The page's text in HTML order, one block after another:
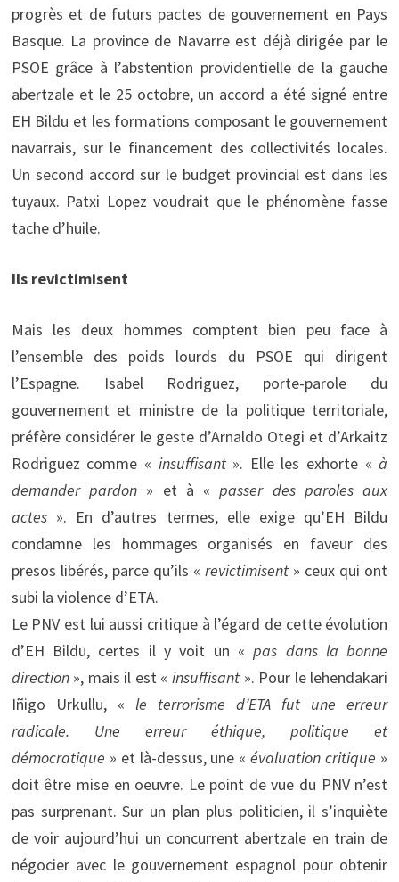
progrès et de futurs pactes de gouvernement en Pays
Basque. La province de Navarre est déjà dirigée par le
PSOE grâce à l’abstention providentielle de la gauche
abertzale et le 25 octobre, un accord a été signé entre
EH Bildu et les formations composant le gouvernement
navarrais, sur le financement des collectivités locales.
Un second accord sur le budget provincial est dans les
tuyaux. Patxi Lopez voudrait que le phénomène fasse
tache d’huile.
Ils revictimisent
Mais les deux hommes comptent bien peu face à
l’ensemble des poids lourds du PSOE qui dirigent
l’Espagne. Isabel Rodriguez, porte-parole du
gouvernement et ministre de la politique territoriale,
préfère considérer le geste d’Arnaldo Otegi et d’Arkaitz
Rodriguez comme « insuffisant». Elle les exhorte «à
demander pardon » et à «passer des paroles aux
actes ». En d’autres termes, elle exige qu’EH Bildu
condamne les hommages organisés en faveur des
presos libérés, parce qu’ils «revictimisent » ceux qui ont
subi la violence d’ETA.
Le PNV est lui aussi critique à l’égard de cette évolution
d’EH Bildu, certes il y voit un «pas dans la bonne
direction», mais il est «insuffisant ». Pour le lehendakari
Iñigo Urkullu, « le terrorisme d’ETA fut une erreur
radicale. Une erreur éthique, politique et
démocratique » et là-dessus, une «évaluation critique »
doit être mise en oeuvre. Le point de vue du PNV n’est
pas surprenant. Sur un plan plus politicien, il s’inquiète
de voir aujourd’hui un concurrent abertzale en train de
négocier avec le gouvernement espagnol pour obtenir